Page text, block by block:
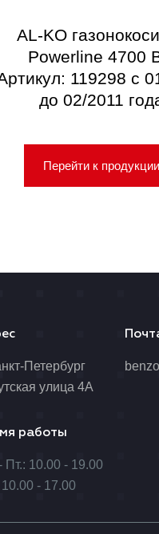
AL-KO
Powerline 4700
119298 с
до 02/2011
Перейти к продукции
Петербург
улица 4А
работы
Пт.: 10.00 - 19.00
- 17.00